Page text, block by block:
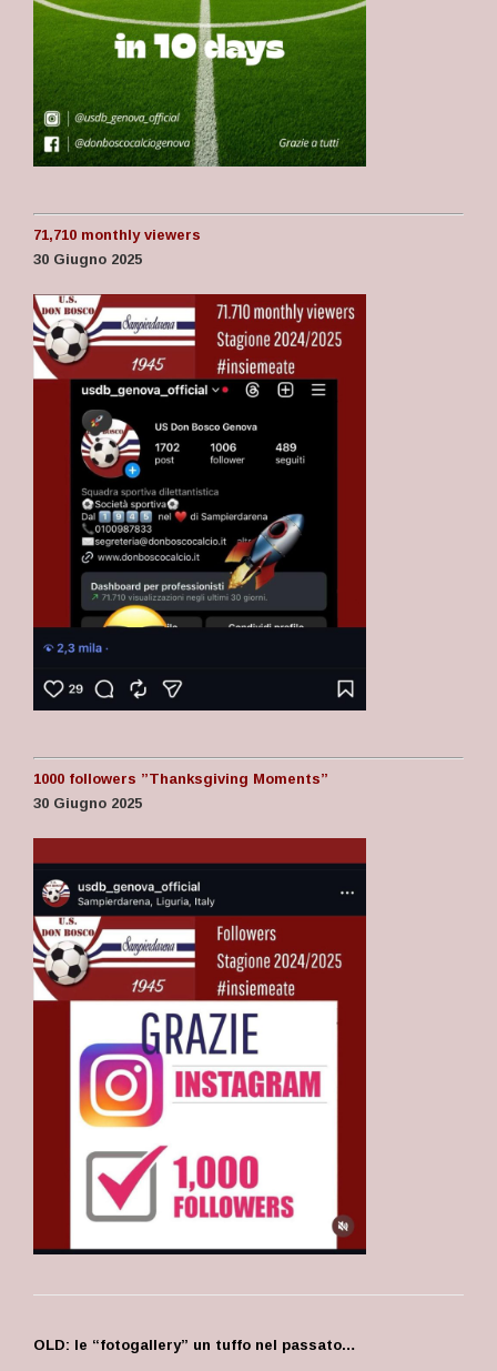
71,710 monthly viewers
30 Giugno 2025
1000 followers ”Thanksgiving Moments”
30 Giugno 2025
OLD: le “fotogallery” un tuffo nel passato…